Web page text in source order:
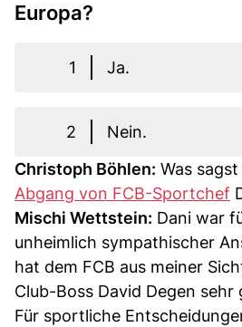
Europa?
1 Ja.
2
Nein.
Christoph Böhlen: Was
Abgang von FCB-Sportchef
Mischi Wettstein: Dani war
unheimlich sympathischer
hat dem FCB aus meiner
Club-Boss David Degen sehr
Für sportliche